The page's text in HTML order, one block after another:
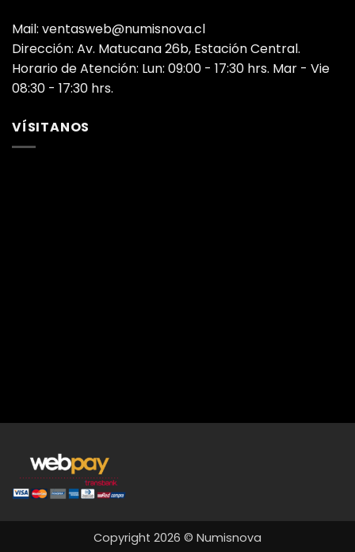
Mail: ventasweb@numisnova.cl
Dirección: Av. Matucana 26b, Estación Central.
Horario de Atención: Lun: 09:00 - 17:30 hrs. Mar - Vie
08:30 - 17:30 hrs.
VÍSITANOS
Copyright 2026 © Numisnova